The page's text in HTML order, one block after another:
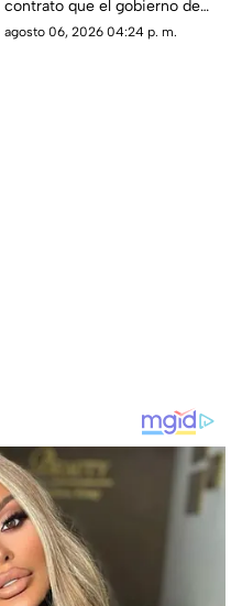
contrato que el gobierno de
Rocío Nahle les está
agosto 06, 2026 04:24 p. m.